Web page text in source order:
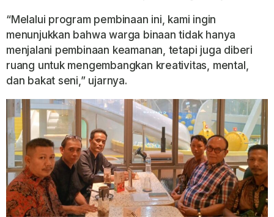
“Melalui program pembinaan ini, kami ingin
menunjukkan bahwa warga binaan tidak hanya
menjalani pembinaan keamanan, tetapi juga diberi
ruang untuk mengembangkan kreativitas, mental,
dan bakat seni,” ujarnya.